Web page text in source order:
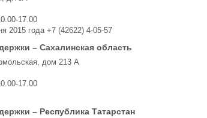
17.00
2015 года +7 (42622) 4-05-57
– Сахалинская область
дом 213 А
17.00
– Республика Татарстан